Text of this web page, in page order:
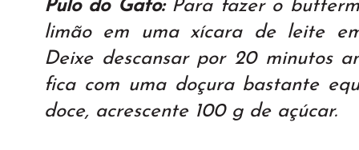
Pulo do Gato:Para fazer o
limão em uma xícara de leite
Deixe descansar por 20 minutos
fica com uma doçura bastante
doce, acrescente 100 g de açúcar.